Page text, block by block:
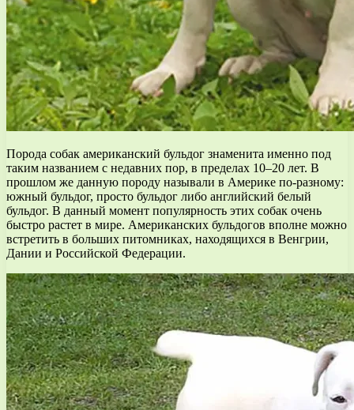
Порода собак американский бульдог знаменита именно под
таким названием с недавних пор, в пределах 10–20 лет. В
прошлом же данную породу называли в Америке по-разному:
южный бульдог, просто бульдог либо английский белый
бульдог. В данный момент популярность этих собак очень
быстро растет в мире. Американских бульдогов вполне можно
встретить в больших питомниках, находящихся в Венгрии,
Дании и Российской Федерации.